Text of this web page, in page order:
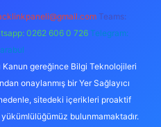
Teams:
0262 606 0 726 Telegram:
Kanun gereğince Bilgi Teknolojileri
onaylanmış bir Yer Sağlayıcı
sitedeki içerikleri proaktif
bulunmamaktadır.